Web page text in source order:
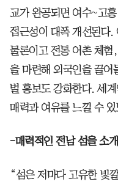
교가 완공되면 여수~고
접근성이 대폭 개선된다.
물론이고 전통 어촌 체험
을 마련해 외국인을 끌어
벌 홍보도 강화한다. 세
매력과 여유를 느낄 수
-매력적인 전남 섬을 소
“섬은 저마다 고유한 빛